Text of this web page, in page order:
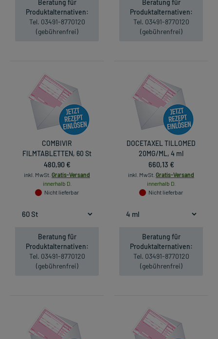
Beratung für
Produktalternativen:
Tel. 03491-8770120
(gebührenfrei)
Beratung für
Produktalternativen:
Tel. 03491-8770120
(gebührenfrei)
COMBIVIR
FILMTABLETTEN, 60 St
480,90 €
inkl. MwSt. Gratis-Versand
innerhalb D.
Nicht lieferbar
Beratung für
Produktalternativen:
Tel. 03491-8770120
(gebührenfrei)
DOCETAXEL TILLOMED
20MG/ML, 4 ml
660,13 €
inkl. MwSt. Gratis-Versand
innerhalb D.
Nicht lieferbar
Beratung für
Produktalternativen:
Tel. 03491-8770120
(gebührenfrei)